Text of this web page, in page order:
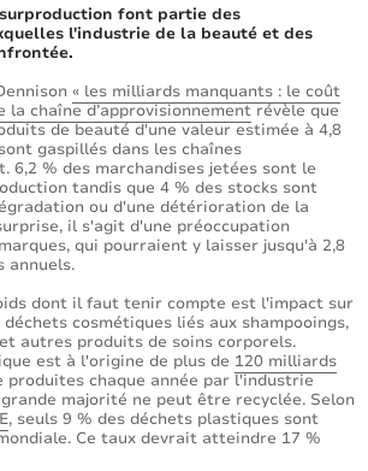
font partie des
l'industrie de la beauté et des
« les milliards manquants : le coût
la chaîne d’approvisionnementrévèle que
de beauté d'une valeur estimée à 4,8
gaspillés dans les chaînes
6,2 % des marchandises jetées sont le
tandis que 4 % des stocks sont
ou d'une détérioration de la
il s'agit d'une préoccupation
qui pourraient y laisser jusqu'à 2,8
annuels.
dont il faut tenir compte est l'impact sur
déchets cosmétiques liés aux shampooings,
autres produits de soins corporels.
est à l'origine de plus de 120 milliards
produites chaque année par l'industrie
majorité ne peut être recyclée. Selon
, seuls 9 % des déchets plastiques sont
Ce taux devrait atteindre 17 %